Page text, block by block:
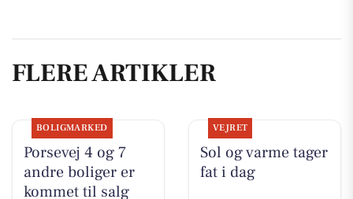
FLERE ARTIKLER
BOLIGMARKED
Porsevej 4 og 7
andre boliger er
kommet til salg
VEJRET
Sol og varme tager
fat i dag